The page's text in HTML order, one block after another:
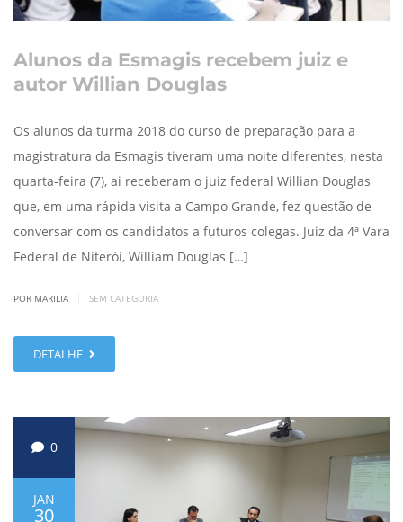
Alunos da Esmagis recebem juiz e
autor Willian Douglas
Os alunos da turma 2018 do curso de preparação para a
magistratura da Esmagis tiveram uma noite diferentes, nesta
quarta-feira (7), ai receberam o juiz federal Willian Douglas
que, em uma rápida visita a Campo Grande, fez questão de
conversar com os candidatos a futuros colegas. Juiz da 4ª Vara
Federal de Niterói, William Douglas […]
POR MARILIA SEM CATEGORIA
DETALHE
0
JAN
30